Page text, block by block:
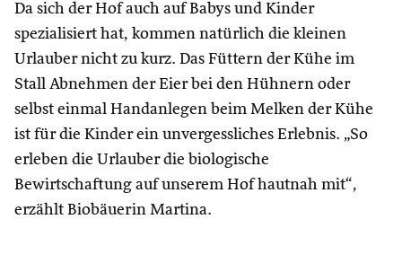
Da sich der Hof auch auf Babys und Kinder
spezialisiert hat, kommen natürlich die kleinen
Urlauber nicht zu kurz. Das Füttern der Kühe im
Stall Abnehmen der Eier bei den Hühnern oder
selbst einmal Handanlegen beim Melken der Kühe
ist für die Kinder ein unvergessliches Erlebnis. „So
erleben die Urlauber die biologische
Bewirtschaftung auf unserem Hof hautnah mit“,
erzählt Biobäuerin Martina.